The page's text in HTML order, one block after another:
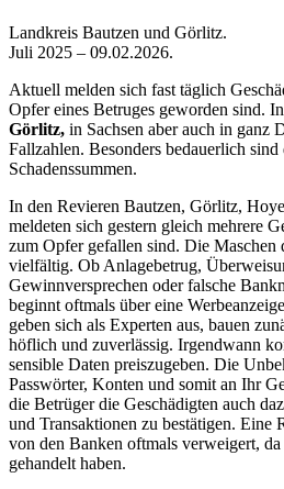
Landkreis Bautzen und Görlitz.
Juli 2025 – 09.02.2026.
Aktuell melden sich fast täglich
Opfer eines Betruges geworden sind.
Görlitz, in Sachsen aber auch in ganz
Fallzahlen. Besonders bedauerlich
Schadenssummen.
In den Revieren Bautzen, Görlitz,
meldeten sich gestern gleich mehrere
zum Opfer gefallen sind. Die Maschen
vielfältig. Ob Anlagebetrug,
Gewinnversprechen oder falsche
beginnt oftmals über eine
geben sich als Experten aus, bauen
höflich und zuverlässig. Irgendwann
sensible Daten preiszugeben. Die
Passwörter, Konten und somit an Ihr
die Betrüger die Geschädigten auch
und Transaktionen zu bestätigen. Eine
von den Banken oftmals verweigert,
gehandelt haben.